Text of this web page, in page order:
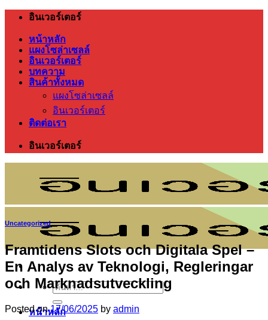
ข้าม
เนื้อหา
อินเวอร์เตอร์
หน้าหลัก
แผงโซล่าเซลล์
อินเวอร์เตอร์
บทความ
สินค้าทั้งหมด
แผงโซล่าเซลล์
อินเวอร์เตอร์
ติดต่อเรา
อินเวอร์เตอร์
ค้นหา:
หน้าหลัก
Uncategorized
Framtidens Slots och Digitala Spel –
En Analys av Teknologi, Regleringar
och Marknadsutveckling
Posted on17/06/2025 by admin